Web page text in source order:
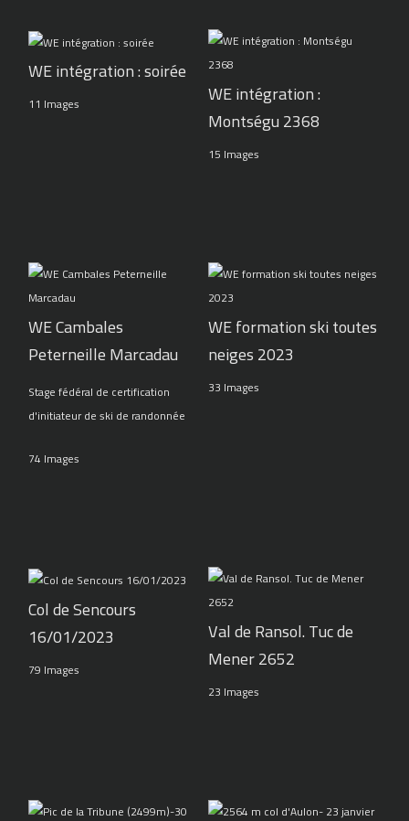
WE intégration : soirée
11 Images
WE intégration :
Montségu 2368
15 Images
WE Cambales
Peterneille Marcadau
Stage fédéral de certification
d'initiateur de ski de randonnée
74 Images
WE formation ski toutes
neiges 2023
33 Images
Col de Sencours
16/01/2023
79 Images
Val de Ransol. Tuc de
Mener 2652
23 Images